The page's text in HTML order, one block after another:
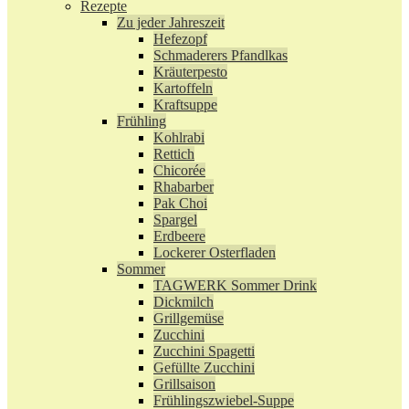
Rezepte
Zu jeder Jahreszeit
Hefezopf
Schmaderers Pfandlkas
Kräuterpesto
Kartoffeln
Kraftsuppe
Frühling
Kohlrabi
Rettich
Chicorée
Rhabarber
Pak Choi
Spargel
Erdbeere
Lockerer Osterfladen
Sommer
TAGWERK Sommer Drink
Dickmilch
Grillgemüse
Zucchini
Zucchini Spagetti
Gefüllte Zucchini
Grillsaison
Frühlingszwiebel-Suppe